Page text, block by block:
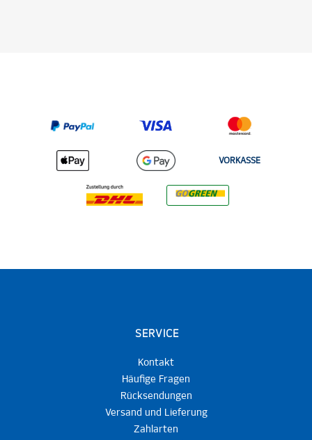
VORKASSE
SERVICE
Kontakt
Häufige Fragen
Rücksendungen
Versand und Lieferung
Zahlarten